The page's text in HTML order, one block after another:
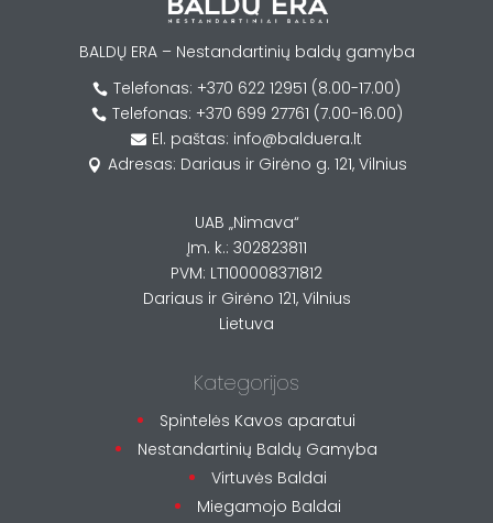
BALDŲ ERA – Nestandartinių baldų gamyba
 Telefonas: +370 622 12951 (8.00-17.00)
 Telefonas: +370 699 27761 (7.00-16.00)
 El. paštas: info@balduera.lt
 Adresas: Dariaus ir Girėno g. 121, Vilnius
UAB „Nimava“
Įm. k.: 302823811
PVM: LT100008371812
Dariaus ir Girėno 121, Vilnius
Lietuva
Kategorijos
Spintelės Kavos aparatui
Nestandartinių Baldų Gamyba
Virtuvės Baldai
Miegamojo Baldai